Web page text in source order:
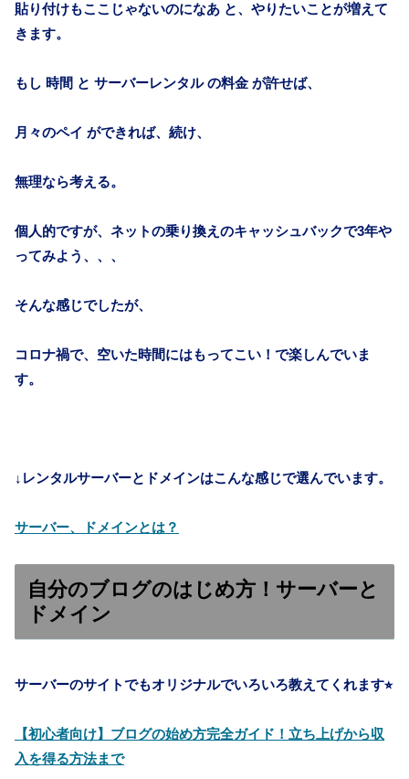
貼り付けもここじゃないのになあ と、やりたいことが増えて
きます。
もし 時間 と サーバーレンタル の料金 が許せば、
月々のペイ ができれば、続け、
無理なら考える。
個人的ですが、ネットの乗り換えのキャッシュバックで3年や
ってみよう、、、
そんな感じでしたが、
コロナ禍で、空いた時間にはもってこい！で楽しんでいま
す。
↓レンタルサーバーとドメインはこんな感じで選んでいます。
サーバー、ドメインとは？
自分のブログのはじめ方！サーバーと
ドメイン
サーバーのサイトでもオリジナルでいろいろ教えてくれます⭐︎
【初心者向け】ブログの始め方完全ガイド！立ち上げから収
入を得る方法まで